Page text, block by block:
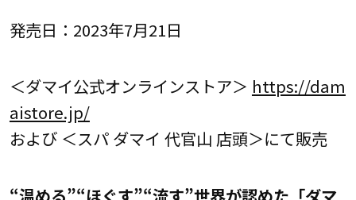
発売日：2023年7月21日
＜ダマイ公式オンラインストア＞ https://dam
aistore.jp/
および ＜スパ ダマイ 代官山 店頭＞にて販売
“温める”“ほぐす”“流す”世界が認めた「ダマ